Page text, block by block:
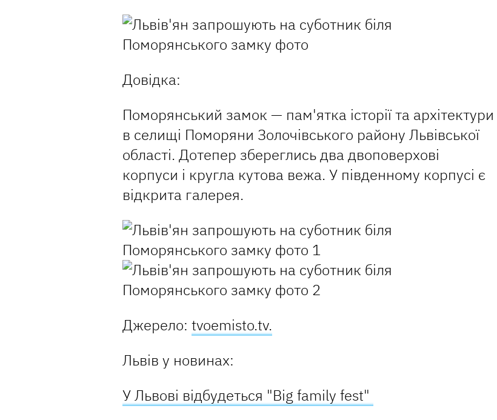
Довідка:
Поморянський замок — пам'ятка історії та архітектури
в селищі Поморяни Золочівського району Львівської
області. Дотепер збереглись два двоповерхові
корпуси і кругла кутова вежа. У південному корпусі є
відкрита галерея.
Джерело: tvoemisto.tv.
Львів у новинах:
У Львові відбудеться "Big family fest"